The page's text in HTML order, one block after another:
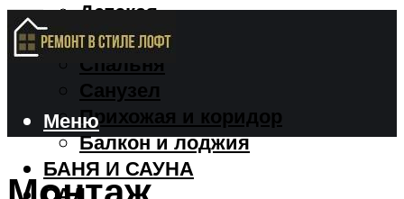
Детская
Кухня
Спальня
Санузел
Прихожая и коридор
Балкон и лоджия
БАНЯ И САУНА
Меню